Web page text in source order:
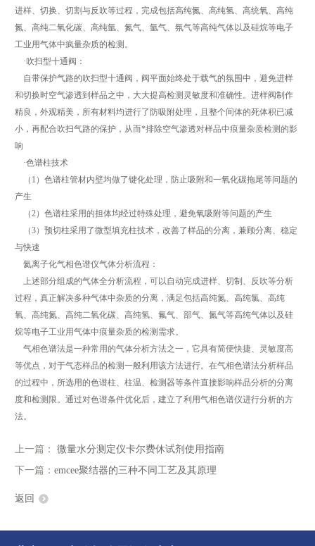
进样、切换、切割与反吹等过程，完成包括高纯氮、高纯氢、高统氧、高纯
氮、高纯二氧化碳、高纯氩、氮气、氩气、氛气等高纯气体以及硅烷等电子
工业用气体中疯量杂质的检测。
·吹扫型十通阀：
自带保护气路的吹扫型十通阀，阀平面始终处于载气的氛围中，避免进样
和切换时空气渗透到样品之中，大大提高检测灵敏度和准确性。进样阀制作
精良，外观精美，所有材料均进行了防吸附处理，且整个间体的死体积已减
小，再配合吹扫气路的保护，从而*排除空气渗透对样品中痕量杂质检测的影
响
·色谱柱技术
（1）色谱柱管材内壁均做了键化处理，防止吸附和一氧化碳拖尾等问题的
产生
（2）色谱柱采用的担体均经过特殊处理，避免氧吸附等问题的产生
（3）预切柱采用了微型填充柱技术，改善了样品的分离，兼顾分离、稳定
与快速
氦离子化气相色谱仪气体分析流程：
上述部分组成的气体全分析流程，可以自动完成进样、切制、反吹等分析
过程，真正解决多种气体中杂质的分离，满足包括高纯氮、高纯氯、高纯
氧、高纯氮、高纯二氧化碳、高纯氢、氟气、部气、氮气等高纯气体以及硅
烷等电子工业用气体中痕量杂质的检测需求。
气相色谱法是一种常用的气体分析方法之一，它具有简便快捷、灵敏度高
等优点，对于气态样品的检测一般利用该方法进行。在气相色谱法分析样品
的过程中，所选用的色谱柱、柱温、检测器等条件直接影响样品分析的分离
度和检测限。通过对色谱条件优化后，建立了利用气相色谱仪进行分析的方
法。
上一篇：微量水分测定仪卡尔费休试剂使用指南
下一篇：emcee聚结器的三种不同工艺及其原理
返回